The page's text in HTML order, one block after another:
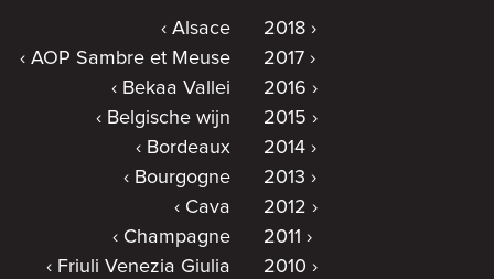
Alsace
AOP Sambre et Meuse
Bekaa Vallei
Belgische wijn
Bordeaux
Bourgogne
Cava
Champagne
Friuli Venezia Giulia
2018
2017
2016
2015
2014
2013
2012
2011
2010